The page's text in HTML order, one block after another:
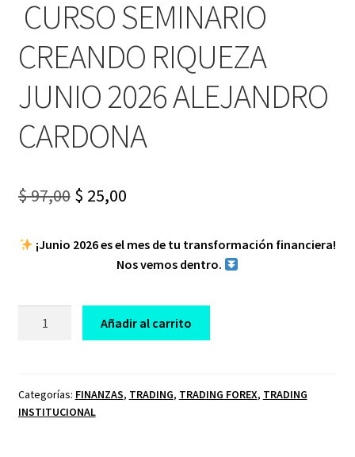
CURSO SEMINARIO
CREANDO RIQUEZA
JUNIO 2026 ALEJANDRO
CARDONA
$97,00 Original
was:
$ 25,00Current
is:
¡Junio 2026 es el mes de tu transformación financiera!
Nos vemos dentro.
JUNIO
2026
Añadir al carrito
Categorías: FINANZAS, TRADING, TRADING FOREX, TRADING
INSTITUCIONAL